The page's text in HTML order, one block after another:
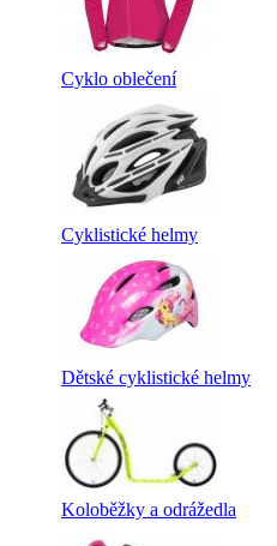
Cyklo oblečení
Cyklistické helmy
Dětské cyklistické helmy
Koloběžky a odrážedla